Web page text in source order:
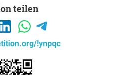
die 365 Euro-Jahreskarte!
teilen
!ynpqc